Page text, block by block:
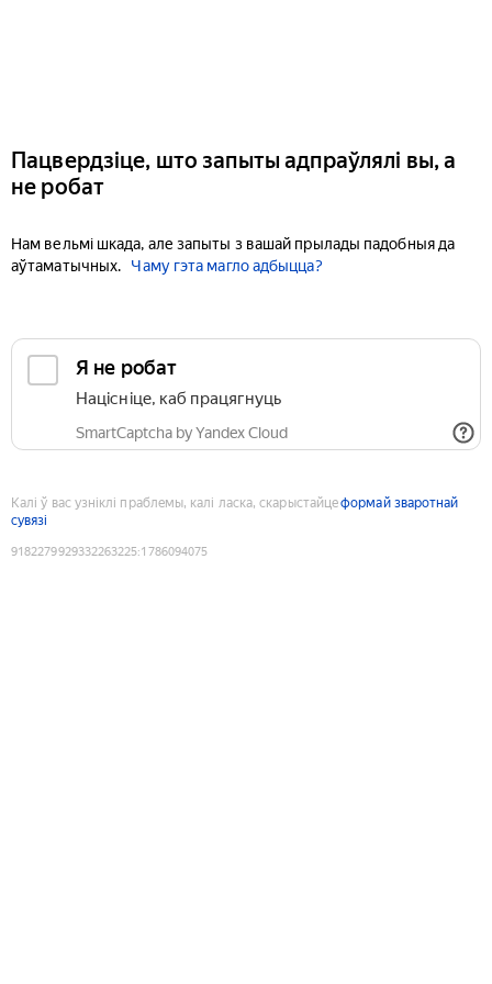
Пацвердзіце, што запыты адпраўлялі вы, а
не робат
Нам вельмі шкада, але запыты з вашай прылады падобныя да
аўтаматычных.
Чаму гэта магло адбыцца?
Я не робат
Націсніце, каб працягнуць
SmartCaptcha by Yandex Cloud
Калі ў вас узніклі праблемы, калі ласка, скарыстайцеформай зваротнай
сувязі
9182279929332263225:1786094075